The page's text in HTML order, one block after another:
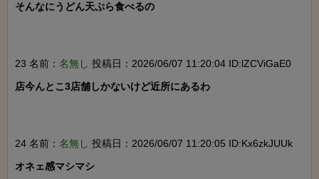
そんなにうどん天ぷら食べるの
23 名前： 名無し 投稿日：2026/06/07 11:20:04 ID:lZCViGaE0
店今んとこ3店舗しかないけど近所にあるわ
24 名前： 名無し 投稿日：2026/06/07 11:20:05 ID:Kx6zkJUUk
オネェ感マシマシ